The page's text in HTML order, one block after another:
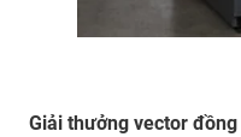
Giải thưởng vector đồng